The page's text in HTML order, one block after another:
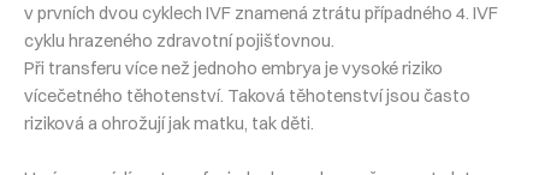
v prvních dvou cyklech IVF znamená ztrátu případného 4. IVF
cyklu hrazeného zdravotní pojišťovnou.
Při transferu více než jednoho embrya je vysoké riziko
vícečetného těhotenství. Taková těhotenství jsou často
riziková a ohrožují jak matku, tak děti.